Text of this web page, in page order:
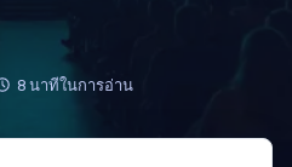
8 นาทีในการอ่าน